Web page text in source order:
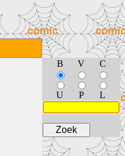
B V C
U P L